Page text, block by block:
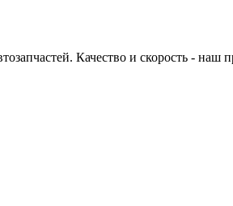
Качество и скорость - наш